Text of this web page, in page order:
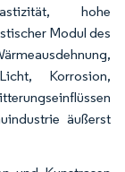
hohe
Modul des
Korrosion,
äußerst